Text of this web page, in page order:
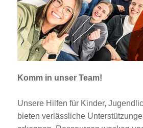
Jobportal
Presse und Medien
bbw e. V.
Karriere
Komm in unser Team!
Unsere Hilfen für Kinder,
bieten verlässliche